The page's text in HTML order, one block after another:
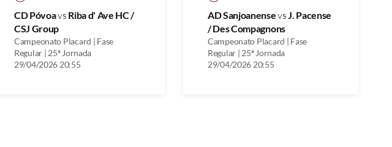
CD Póvoavs Riba d' Ave HC /
CSJ Group
Campeonato Placard | Fase
Regular | 25ª Jornada
29/04/2026 20:55
AD SanjoanensevsJ. Pacense
/ Des Compagnons
Campeonato Placard | Fase
Regular | 25ª Jornada
29/04/2026 20:55